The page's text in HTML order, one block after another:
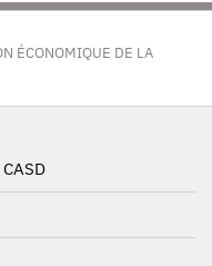
ÉCONOMIQUE DE LA